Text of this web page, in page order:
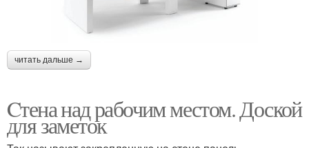
читать дальше →
Cтена над рабочим местом. Доской
для заметок